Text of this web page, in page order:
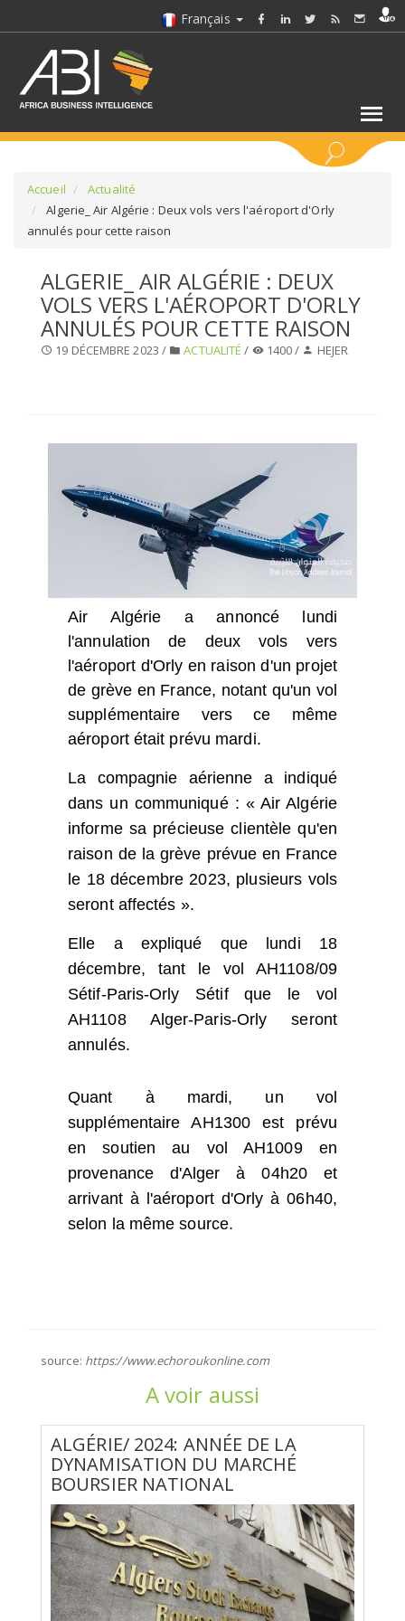
Français
SÉLECTIONNEZ UN DOSSIER
SELECTIONNEZ UNE SECTION
Accueil
Actualité
Algerie_ Air Algérie : Deux vols vers l'aéroport d'Orly
annulés pour cette raison
ALGERIE_ AIR ALGÉRIE : DEUX
VOLS VERS L'AÉROPORT D'ORLY
ANNULÉS POUR CETTE RAISON
19 DÉCEMBRE 2023 / ACTUALITÉ / 1400 / HEJER
Air Algérie a annoncé lundi
l'annulation de deux vols vers
l'aéroport d'Orly en raison d'un projet
de grève en France, notant qu'un vol
supplémentaire vers ce même
aéroport était prévu mardi.
La compagnie aérienne a indiqué
dans un communiqué : « Air Algérie
informe sa précieuse clientèle qu'en
raison de la grève prévue en France
le 18 décembre 2023, plusieurs vols
seront affectés ».
Elle a expliqué que lundi 18
décembre, tant le vol AH1108/09
Sétif-Paris-Orly Sétif que le vol
AH1108 Alger-Paris-Orly seront
annulés.
Quant à mardi, un vol
supplémentaire AH1300 est prévu
en soutien au vol AH1009 en
provenance d'Alger à 04h20 et
arrivant à l'aéroport d'Orly à 06h40,
selon la même source.
source: https://www.echoroukonline.com
A voir aussi
ALGÉRIE/ 2024: ANNÉE DE LA
DYNAMISATION DU MARCHÉ
BOURSIER NATIONAL